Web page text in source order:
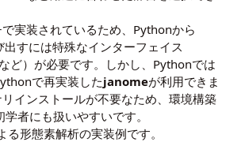
実装されているため、Pythonから
出すには特殊なインターフェイス
ど）が必要です。しかし、Pythonでは
で再実装したjanomeが利用できま
インストールが不要なため、環境構築
者にも扱いやすいです。
形態素解析の実装例です。